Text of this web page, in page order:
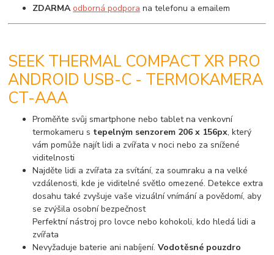
ZDARMA odborná podpora na telefonu a emailem
SEEK THERMAL COMPACT XR PRO
ANDROID USB-C - TERMOKAMERA
CT-AAA
Proměňte svůj smartphone nebo tablet na venkovní
termokameru s tepelným senzorem 206 x 156px, který
vám pomůže najít lidi a zvířata v noci nebo za snížené
viditelnosti
Najděte lidi a zvířata za svítání, za soumraku a na velké
vzdálenosti, kde je viditelné světlo omezené. Detekce extra
dosahu také zvyšuje vaše vizuální vnímání a povědomí, aby
se zvýšila osobní bezpečnost
Perfektní nástroj pro lovce nebo kohokoli, kdo hledá lidi a
zvířata
Nevyžaduje baterie ani nabíjení.Vodotěsné pouzdro